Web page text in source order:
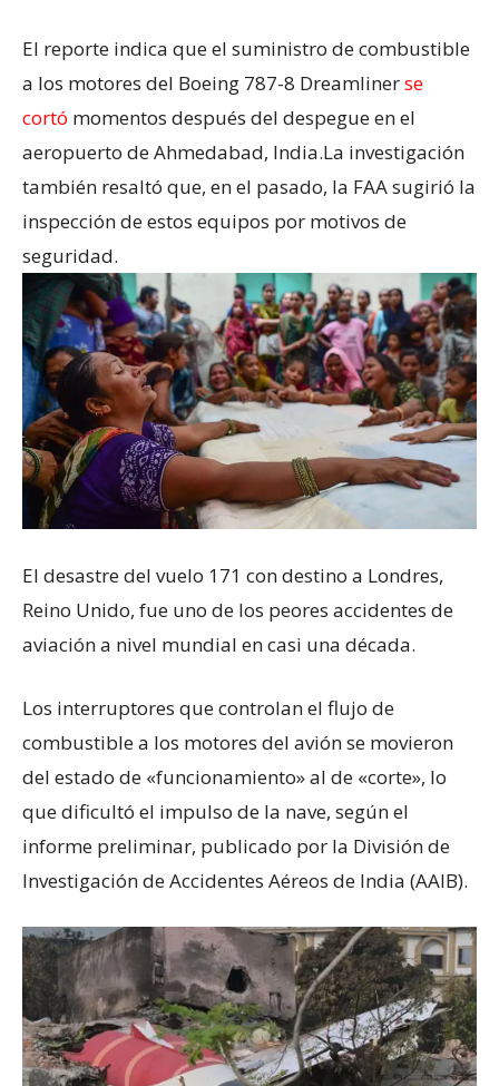
El reporte indica que el suministro de combustible
a los motores del Boeing 787-8 Dreamlinerse
cortó momentos después del despegue en el
aeropuerto de Ahmedabad, India.La investigación
también resaltó que, en el pasado, la FAA sugirió la
inspección de estos equipos por motivos de
seguridad.
El desastre del vuelo 171 con destino a Londres,
Reino Unido, fue uno de los peores accidentes de
aviación a nivel mundial en casi una década.
Los interruptores que controlan el flujo de
combustible a los motores del avión se movieron
del estado de «funcionamiento» al de «corte», lo
que dificultó el impulso de la nave, según el
informe preliminar, publicado por la División de
Investigación de Accidentes Aéreos de India (AAIB).